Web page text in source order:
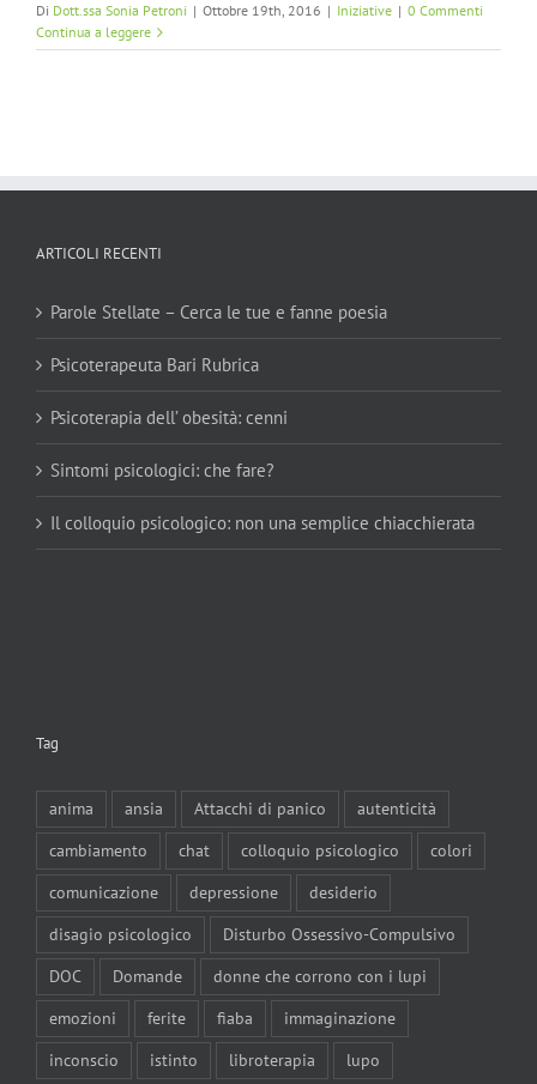
Di Dott.ssa Sonia Petroni | Ottobre 19th, 2016 | Iniziative | 0 Commenti
Continua a leggere
ARTICOLI RECENTI
Parole Stellate – Cerca le tue e fanne poesia
Psicoterapeuta Bari Rubrica
Psicoterapia dell’ obesità: cenni
Sintomi psicologici: che fare?
Il colloquio psicologico: non una semplice chiacchierata
Tag
anima ansia Attacchi di panico
autenticità
cambiamento
chat colloquio psicologico
colori
comunicazione
depressione
desiderio
disagio psicologico
Disturbo Ossessivo-Compulsivo
DOC
Domande
donne che corrono con i lupi
emozioni
ferite fiaba
immaginazione
inconscio
istinto libroterapia lupo